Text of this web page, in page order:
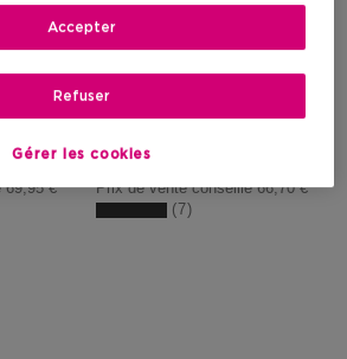
Stick Spf 50 Pa++++
69,95 €
DIOR
Hydrating Invisible Uv Fluid Spf
Prix promotionnel
50,02 €
Prix de vente conseillé66,70 €
7
Gérer les cookies
Refuser
Accepter